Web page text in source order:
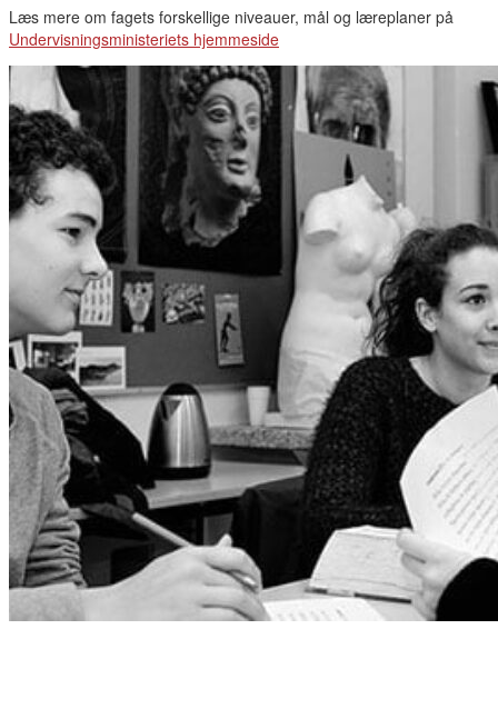
Læs mere om fagets forskellige niveauer, mål og læreplaner på
Undervisningsministeriets hjemmeside